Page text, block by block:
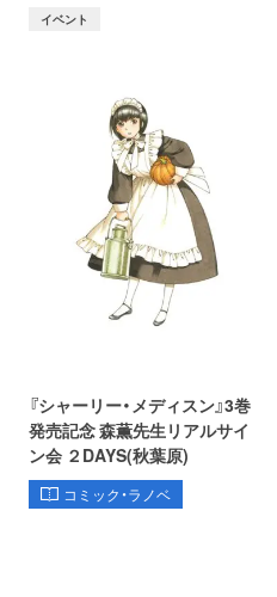
イベント
『シャーリー・メディスン』3巻
発売記念 森薫先生リアルサイ
ン会 ２DAYS(秋葉原)
コミック・ラノベ